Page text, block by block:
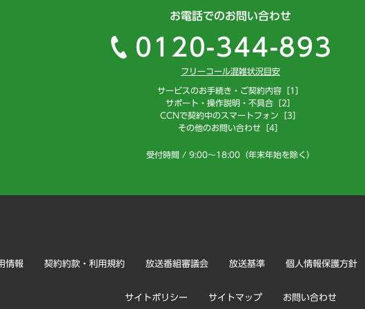
お電話でのお問い合わせ
0120-344-893
フリーコール混雑状況目安
サービスのお手続き・ご契約内容［1］
サポート・操作説明・不具合［2］
CCNで契約中のスマートフォン［3］
その他のお問い合わせ［4］
受付時間 / 9:00～18:00（年末年始を除く）
情報 契約約款・利用規約 放送番組審議会 放送基準 個人情報保護方針
サイトポリシー サイトマップ お問い合わせ